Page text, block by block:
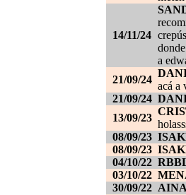
14/11/24
a
21/09/24
acá a
21/09/24
13/09/23
08/09/23
08/09/23
04/10/22
03/10/22
30/09/22